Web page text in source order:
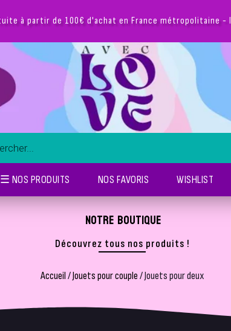
☰ NOS PRODUITS NOS FAVORIS WISHLIST
NOTRE BOUTIQUE
Découvrez tous nos produits !
Accueil/Jouets pour couple/ Jouets pour deux